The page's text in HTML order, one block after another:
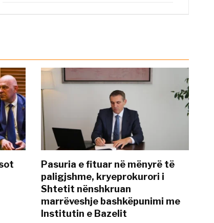
Pasuria e fituar në mënyrë të
paligjshme, kryeprokurori i
Shtetit nënshkruan
marrëveshje bashkëpunimi me
Institutin e Bazelit